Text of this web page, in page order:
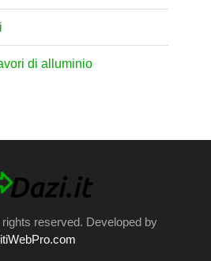
di alluminio
reserved. Developed by